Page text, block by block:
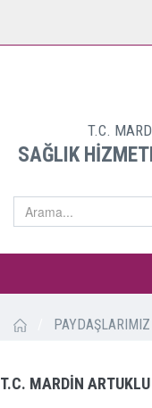
T.C.
SAĞLIK
PAYDAŞLARIMIZ
T.C. MARDİN